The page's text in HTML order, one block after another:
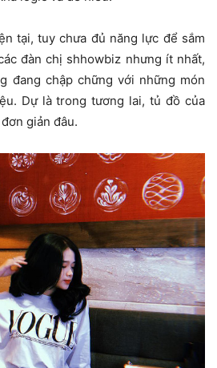
tại, tuy chưa đủ năng lực để sắm
đàn chị shhowbiz nhưng ít nhất,
đang chập chững với những món
Dự là trong tương lai, tủ đồ của
giản đâu.